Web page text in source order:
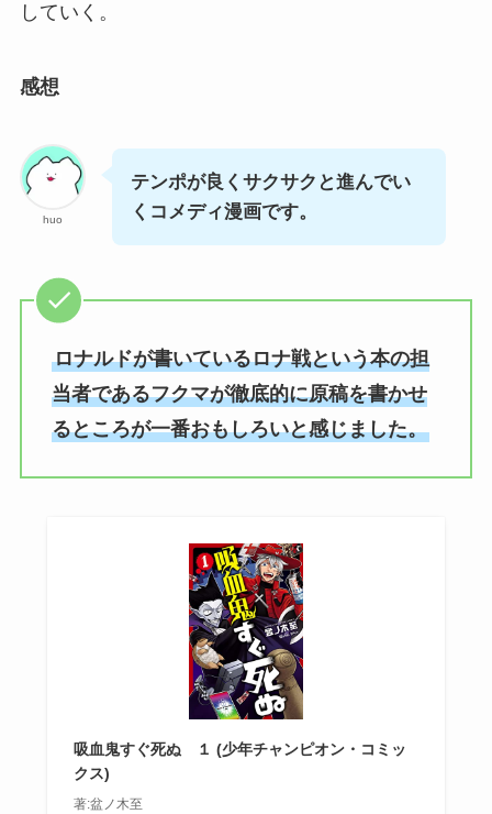
していく。
感想
huo
テンポが良くサクサクと進んでい
くコメディ漫画です。
ロナルドが書いているロナ戦という本の担
当者であるフクマが徹底的に原稿を書かせ
るところが一番おもしろいと感じました。
吸血鬼すぐ死ぬ １ (少年チャンピオン・コミッ
クス)
著:盆ノ木至